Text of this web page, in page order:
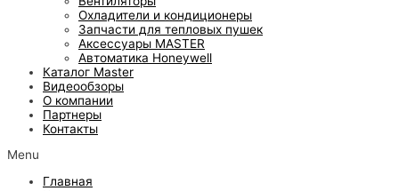
Охладители и кондиционеры
Запчасти для тепловых пушек
Аксессуары MASTER
Автоматика Honeywell
Каталог Master
Видеообзоры
О компании
Партнеры
Контакты
Menu
Главная